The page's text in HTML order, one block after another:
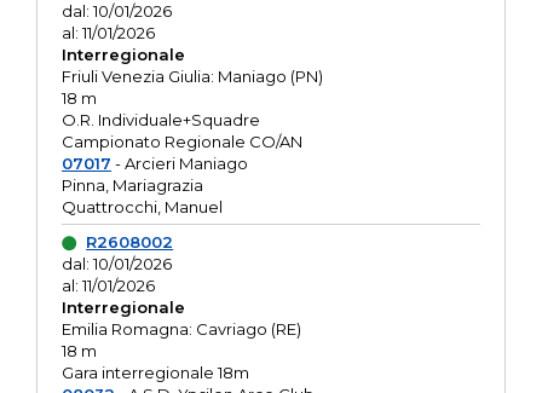
dal: 10/01/2026
al: 11/01/2026
Interregionale
Friuli Venezia Giulia: Maniago (PN)
18 m
O.R. Individuale+Squadre
Campionato Regionale CO/AN
07017 - Arcieri Maniago
Pinna, Mariagrazia
Quattrocchi, Manuel
R2608002
dal: 10/01/2026
al: 11/01/2026
Interregionale
Emilia Romagna: Cavriago (RE)
18 m
Gara interregionale 18m